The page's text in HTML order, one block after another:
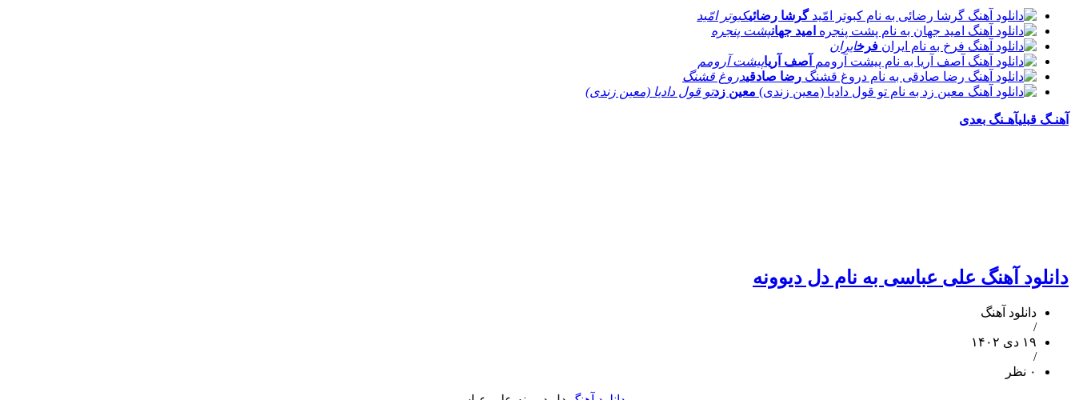
گرشا رضائیکبوتر امّید
امید جهانپشت پنجره
فرخایران
آصف آریاپیشت آرومم
رضا صادقیدروغ قشنگ
معین زدتو قول دادیا (معین زندی)
آهنـگ قبلیآهـنگ بعدی
دانلود آهنگ علی عباسی به نام دل دیوونه
دانلود آهنگ
/
۱۹ دی ۱۴۰۲
/
۰ نظر